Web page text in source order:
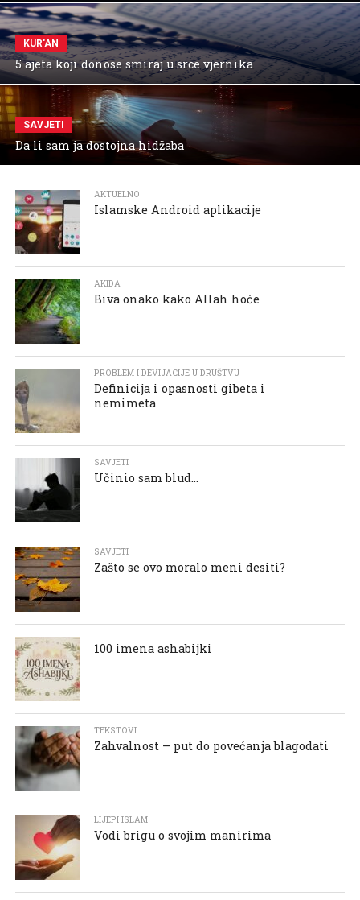
KUR'AN
5 ajeta koji donose smiraj u srce vjernika
SAVJETI
Da li sam ja dostojna hidžaba
AKTUELNO
Islamske Android aplikacije
AKIDA
Biva onako kako Allah hoće
PROBLEM I DEVIJACIJE U DRUŠTVU
Definicija i opasnosti gibeta i
nemimeta
SAVJETI
Učinio sam blud…
SAVJETI
Zašto se ovo moralo meni desiti?
100 imena ashabijki
TEKSTOVI
Zahvalnost – put do povećanja blagodati
LIJEPI ISLAM
Vodi brigu o svojim manirima